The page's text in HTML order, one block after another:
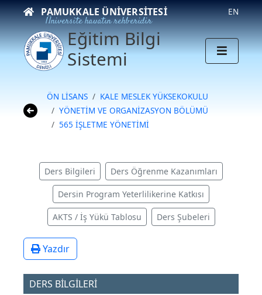
PAMUKKALE ÜNIVERSITESI
Üniversite hayatın rehberidir
EN
Eğitim Bilgi
Sistemi
ÖN LİSANS
KALE MESLEK YÜKSEKOKULU
YÖNETİM VE ORGANİZASYON BÖLÜMÜ
565 İŞLETME YÖNETİMİ
Ders Bilgileri Ders Öğrenme Kazanımları
Dersin Program Yeterlilikerine Katkısı
AKTS / İş Yükü Tablosu Ders Şubeleri
Yazdır
DERS BİLGİLERİ